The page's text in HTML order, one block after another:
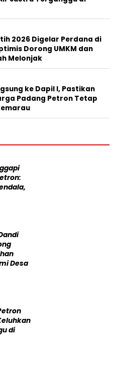
2026 Digelar Perdana di
Dorong UMKM dan
Melonjak
ke Dapil I, Pastikan
Padang Petron Tetap
Desa
di